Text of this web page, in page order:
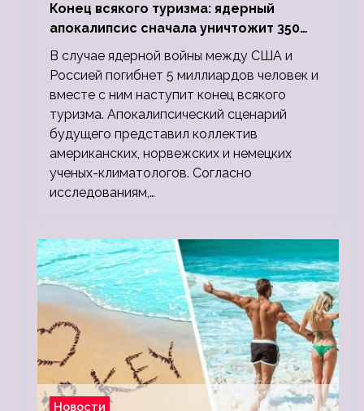
Конец всякого туризма: ядерный
апокалипсис сначала уничтожит 350
миллионов, а потом 5 миллиардов
людей
В случае ядерной войны между США и
Россией погибнет 5 миллиардов человек и
вместе с ним наступит конец всякого
туризма. Апокалипсический сценарий
будущего представил коллектив
американских, норвежских и немецких
ученых-климатологов. Согласно
исследованиям,…
Новости